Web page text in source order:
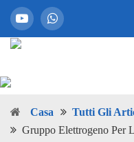
Casa Tutti Gli
Gruppo Elettrogeno Per